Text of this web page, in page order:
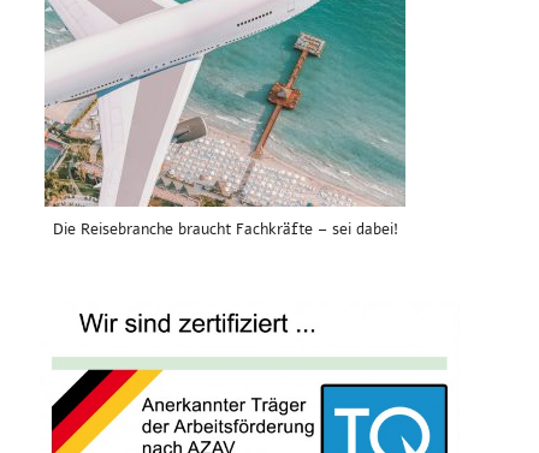
Die Reisebranche braucht Fachkräfte – sei dabei!